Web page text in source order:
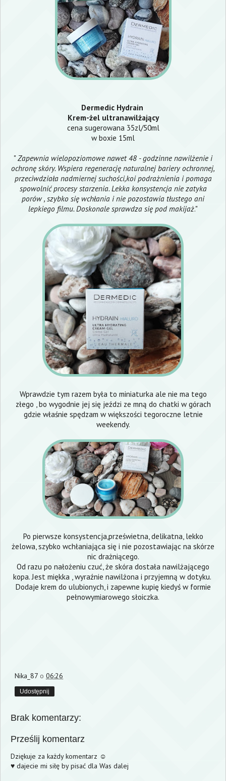
DermedicHydrain
Krem-żel ultranawilżający
cena sugerowana 35zl/50ml
w boxie 15ml
"Zapewnia wielopoziomowe nawet 48 - godzinne nawilżenie i
ochronę skóry. Wspiera regenerację naturalnej bariery ochronnej,
przeciwdziała nadmiernej suchości,koi podrażnienia i pomaga
spowolnić procesy starzenia. Lekka konsystencja nie zatyka
porów , szybko się wchłania i nie pozostawia tłustego ani
lepkiego filmu. Doskonale sprawdza się pod makijaż."
Wprawdzie tym razem była to miniaturka ale nie ma tego
złego , bo wygodnie jej się jeździ ze mną do chatki w górach
gdzie właśnie spędzam w większości tegoroczne letnie
weekendy.
Po pierwsze konsystencja,prześwietna, delikatna, lekko
żelowa, szybko wchłaniająca się i nie pozostawiając na skórze
nic drażniącego.
Od razu po nałożeniu czuć, że skóra dostała nawilżającego
kopa. Jest miękka , wyraźnie nawilżona i przyjemną w dotyku.
Dodaje krem do ulubionych, i zapewne kupię kiedyś w formie
pełnowymiarowego słoiczka.
Nika_87 o 06:26
Udostępnij
Brak komentarzy:
Prześlij komentarz
Dziękuje za każdy komentarz ☺
♥ dajecie mi siłę by pisać dla Was dalej